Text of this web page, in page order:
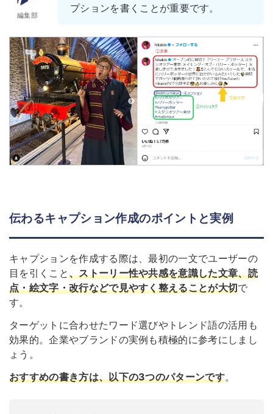
編集部
プションを書くことが重要です。
伝わるキャプション作成のポイントと実例
キャプションを作成する際は、最初の一文でユーザーの
目を引くこと、ストーリー性や共感を意識した文章、読
点・絵文字・改行などで見やすく整えることが大切で
す。
ターゲットに合わせたワード選びやトレンド語の活用も
効果的。企業やブランドの実例も積極的に参考にしまし
ょう。
おすすめの書き方は、以下の3つのパターンです。